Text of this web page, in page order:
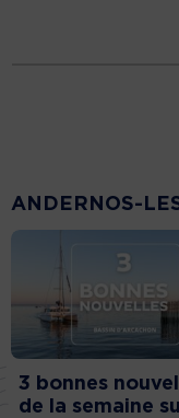
ANDERNOS-
3 bonnes
de la semaine